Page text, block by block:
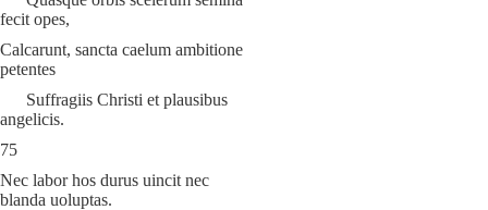
fecit opes,
Calcarunt, sancta caelum ambitione
petentes
Suffragiis Christi et plausibus
angelicis.
75
Nec labor hos durus uincit nec
blanda uoluptas.